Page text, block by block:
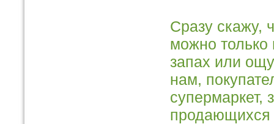
Сразу скажу,
можно только
запах или
нам,
супермаркет,